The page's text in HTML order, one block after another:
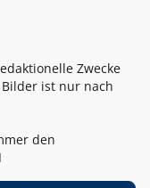
Zwecke
ist nur nach
den